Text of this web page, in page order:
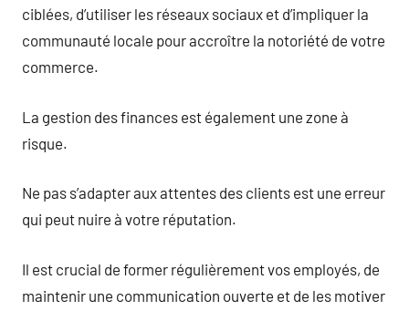
ciblées, d’utiliser les réseaux sociaux et d’impliquer la
communauté locale pour accroître la notoriété de votre
commerce.
La gestion des finances est également une zone à
risque.
Ne pas s’adapter aux attentes des clients est une erreur
qui peut nuire à votre réputation.
Il est crucial de former régulièrement vos employés, de
maintenir une communication ouverte et de les motiver